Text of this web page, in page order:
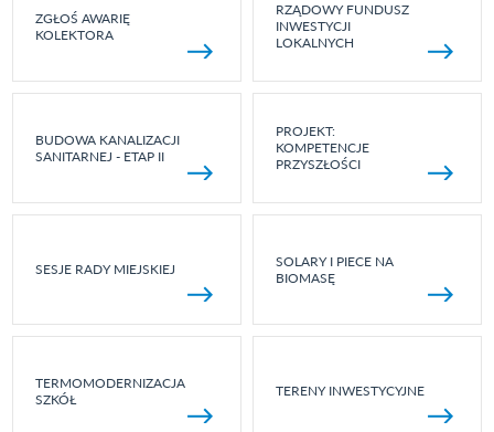
ZGŁOŚ AWARIĘ
KOLEKTORA
RZĄDOWY FUNDUSZ
INWESTYCJI
LOKALNYCH
BUDOWA KANALIZACJI
SANITARNEJ - ETAP II
PROJEKT:
KOMPETENCJE
PRZYSZŁOŚCI
SESJE RADY MIEJSKIEJ
SOLARY I PIECE NA
BIOMASĘ
TERMOMODERNIZACJA
SZKÓŁ
TERENY INWESTYCYJNE